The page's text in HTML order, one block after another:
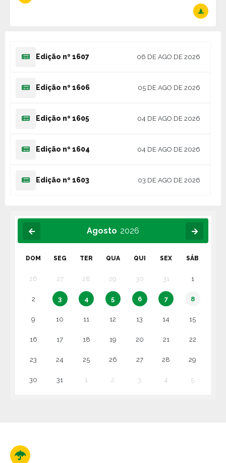
Agosto 2026
DOM SEG TER QUA QUI SEX SÁB
26 27 28 29 30 31 1
2 3 4 5 6 7 8
9 10 11 12 13 14 15
16 17 18 19 20 21 22
23 24 25 26 27 28 29
30 31 1 2 3 4 5
Edição nº 1607 06 DE AGO DE 2026
Edição nº 1606 05 DE AGO DE 2026
Edição nº 1605 04 DE AGO DE 2026
Edição nº 1604 04 DE AGO DE 2026
Edição nº 1603 03 DE AGO DE 2026